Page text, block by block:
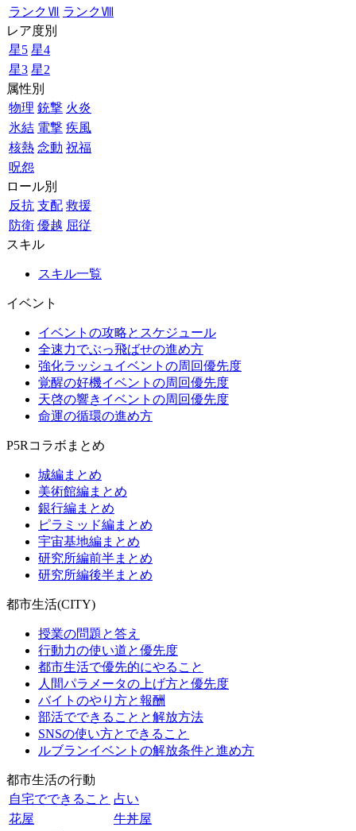
ランクⅦ ランクⅧ
レア度別
星5 星4
星3 星2
属性別
物理 銃撃 火炎
氷結 電撃 疾風
核熱 念動 祝福
呪怨
ロール別
反抗 支配 救援
防衛 優越 屈従
スキル
スキル一覧
イベント
イベントの攻略とスケジュール
全速力でぶっ飛ばせの進め方
強化ラッシュイベントの周回優先度
覚醒の好機イベントの周回優先度
天啓の響きイベントの周回優先度
命運の循環の進め方
P5Rコラボまとめ
城編まとめ
美術館編まとめ
銀行編まとめ
ピラミッド編まとめ
宇宙基地編まとめ
研究所編前半まとめ
研究所編後半まとめ
都市生活(CITY)
授業の問題と答え
行動力の使い道と優先度
都市生活で優先的にやること
人間パラメータの上げ方と優先度
バイトのやり方と報酬
部活でできることと解放方法
SNSの使い方とできること
ルブランイベントの解放条件と進め方
都市生活の行動
自宅でできること 占い
花屋
牛丼屋